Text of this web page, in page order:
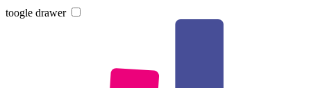
toogle drawer